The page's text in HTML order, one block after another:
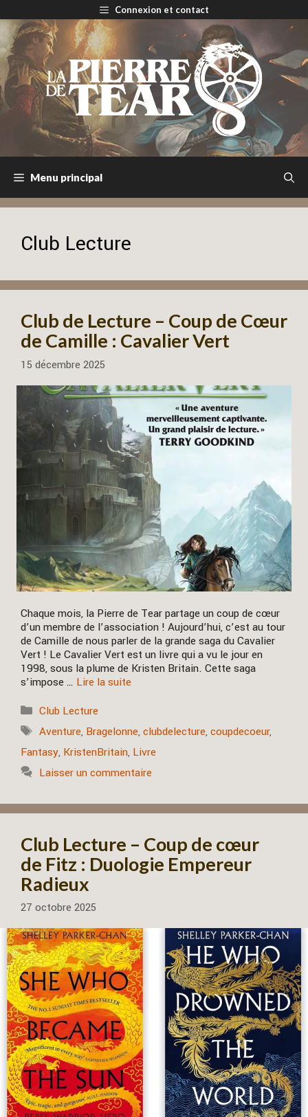
au
contenu
Connexion et contact
Menu principal
Club Lecture
Club de Lecture – Coup de Cœur
de Camille : Cavalier Vert
15 décembre 2025
Chaque mois, la Pierre de Tear partage un coup de cœur
d’un membre de l’association ! Aujourd’hui, c’est au tour
de Camille de nous parler de la grande saga du Cavalier
Vert ! Le Cavalier Vert est un livre qui a vu le jour en
1998, sous la plume de Kristen Britain. Cette saga
s’impose … Lire la suite
Catégories
Club Lecture
Étiquettes
Aventure, Bragelonne,clubdelecture,coupdecoeur,
Fantasy, KristenBritain, Livre
Laisser un commentaire
Club Lecture – Coup de cœur
de Fitz : Duologie Empereur
Radieux
27 octobre 2025